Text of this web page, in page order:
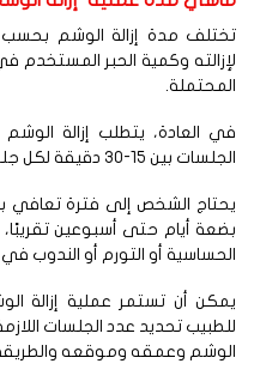
مدة إزالة الوشم بحسب
وكمية الحبر المستخدم في
العادة، يتطلب إزالة الوشم
بين 15-30 دقيقة لكل جلسة.
الشخص إلى فترة تعافي
أيام حتى أسبوعين تقريبًا،
أو التورم أو الندوب في
أن تستمر عملية إزالة
تحديد عدد الجلسات اللازمة
وعمقه وموقعه والطريقة